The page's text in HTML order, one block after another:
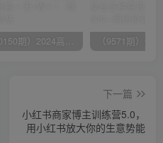
（10150期）2024高考项目野路子玩法，无限裂变，最高一天1W＋！
下一篇
小红书商家博主训练营5.0，
用小红书放大你的生意势能